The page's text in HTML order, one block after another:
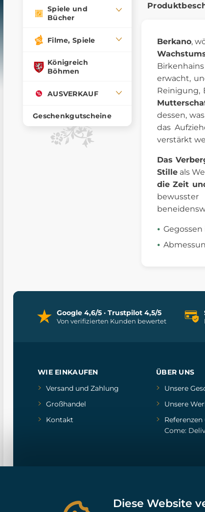
Spiele und
Bücher
Filme, Spiele
Königreich
Böhmen
AUSVERKAUF
Geschenkgutscheine
Berkano,
erwacht,
Reinigung,
dessen,
das
verstärkt
Das
Stille als
die Zeit
Google 4,6/5 · Trustpilot 4,5/5
Von verifizierten Kunden bewertet
WIE EINKAUFEN
Versand und Zahlung
Großhandel
Kontakt
ÜBER UNS
Unsere
Unsere
Referenzen
Come:
Diese Website